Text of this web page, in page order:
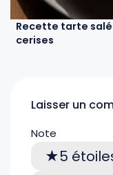
Recette tarte
cerises
Laisser un
Note
5